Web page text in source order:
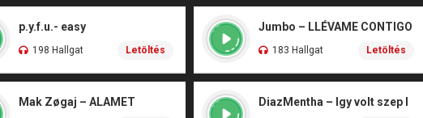
p.y.f.u.- easy
198 Hallgat Letöltés
Jumbo – LLÉVAME CONTIGO
183 Hallgat Letöltés
Mak Zøgaj – ALAMET DiazMentha – Igy volt szep I